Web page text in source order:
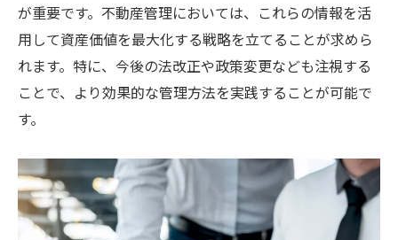
が重要です。不動産管理においては、これらの情報を活
用して資産価値を最大化する戦略を立てることが求めら
れます。特に、今後の法改正や政策変更なども注視する
ことで、より効果的な管理方法を実践することが可能で
す。